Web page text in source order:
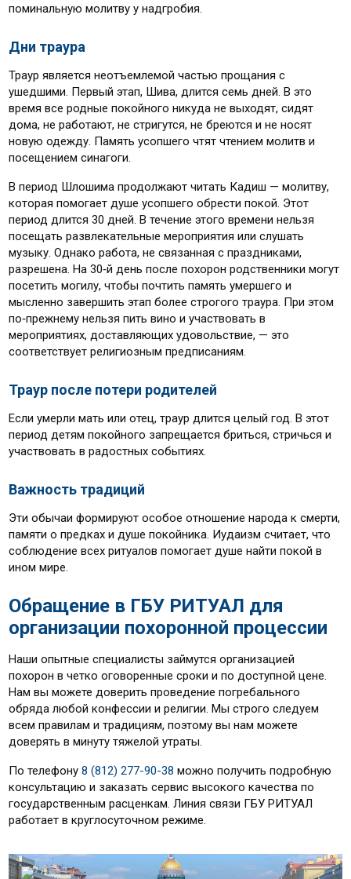
поминальную молитву у надгробия.
Дни траура
Траур является неотъемлемой частью прощания с
ушедшими. Первый этап, Шива, длится семь дней. В это
время все родные покойного никуда не выходят, сидят
дома, не работают, не стригутся, не бреются и не носят
новую одежду. Память усопшего чтят чтением молитв и
посещением синагоги.
В период Шлошима продолжают читать Кадиш — молитву,
которая помогает душе усопшего обрести покой. Этот
период длится 30 дней. В течение этого времени нельзя
посещать развлекательные мероприятия или слушать
музыку. Однако работа, не связанная с праздниками,
разрешена. На 30‑й день после похорон родственники могут
посетить могилу, чтобы почтить память умершего и
мысленно завершить этап более строгого траура. При этом
по‑прежнему нельзя пить вино и участвовать в
мероприятиях, доставляющих удовольствие, — это
соответствует религиозным предписаниям.
Траур после потери родителей
Если умерли мать или отец, траур длится целый год. В этот
период детям покойного запрещается бриться, стричься и
участвовать в радостных событиях.
Важность традиций
Эти обычаи формируют особое отношение народа к смерти,
памяти о предках и душе покойника. Иудаизм считает, что
соблюдение всех ритуалов помогает душе найти покой в
ином мире.
Обращение в ГБУ РИТУАЛ для
организации похоронной процессии
Наши опытные специалисты займутся организацией
похорон в четко оговоренные сроки и по доступной цене.
Нам вы можете доверить проведение погребального
обряда любой конфессии и религии. Мы строго следуем
всем правилам и традициям, поэтому вы нам можете
доверять в минуту тяжелой утраты.
По телефону8 (812) 277-90-38 можно получить подробную
консультацию и заказать сервис высокого качества по
государственным расценкам. Линия связи ГБУ РИТУАЛ
работает в круглосуточном режиме.